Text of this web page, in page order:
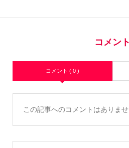
コメント
コメント ( 0 )
この記事へのコメントはありませ